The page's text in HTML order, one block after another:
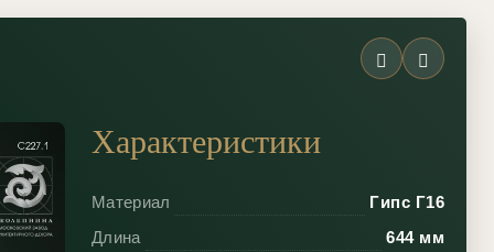
Характеристики
Материал
Гипс Г16
Длина
644 мм